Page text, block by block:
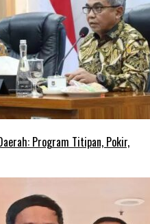
Program Titipan, Pokir,